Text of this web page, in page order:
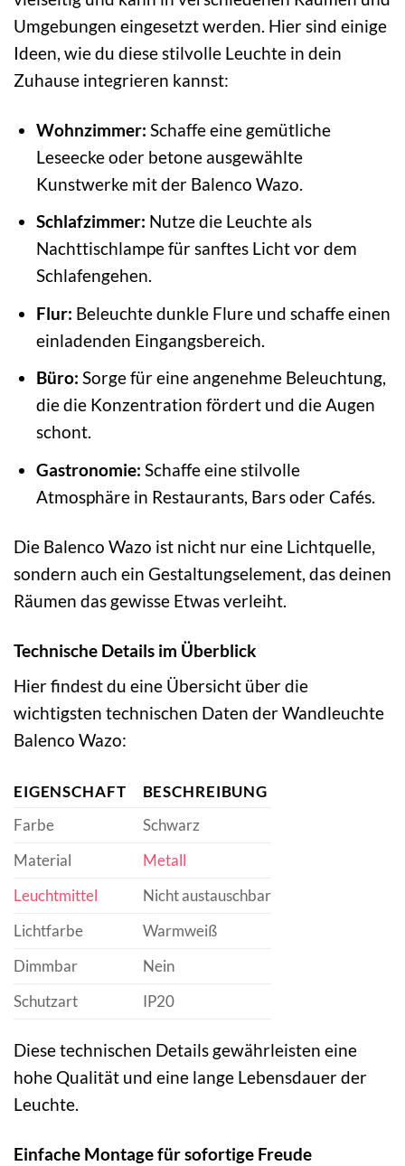
Umgebungen eingesetzt werden. Hier sind einige
Ideen, wie du diese stilvolle Leuchte in dein
Zuhause integrieren kannst:
Wohnzimmer: Schaffe eine gemütliche
Leseecke oder betone ausgewählte
Kunstwerke mit der Balenco Wazo.
Schlafzimmer: Nutze die Leuchte als
Nachttischlampe für sanftes Licht vor dem
Schlafengehen.
Flur: Beleuchte dunkle Flure und schaffe einen
einladenden Eingangsbereich.
Büro: Sorge für eine angenehme Beleuchtung,
die die Konzentration fördert und die Augen
schont.
Gastronomie: Schaffe eine stilvolle
Atmosphäre in Restaurants, Bars oder Cafés.
Die Balenco Wazo ist nicht nur eine Lichtquelle,
sondern auch ein Gestaltungselement, das deinen
Räumen das gewisse Etwas verleiht.
Technische Details im Überblick
Hier findest du eine Übersicht über die
wichtigsten technischen Daten der Wandleuchte
Balenco Wazo:
EIGENSCHAFT
BESCHREIBUNG
Farbe
Schwarz
Material
Metall
Leuchtmittel
Nicht austauschbar
Lichtfarbe
Warmweiß
Dimmbar
Nein
Schutzart
IP20
Diese technischen Details gewährleisten eine
hohe Qualität und eine lange Lebensdauer der
Leuchte.
Einfache Montage für sofortige Freude